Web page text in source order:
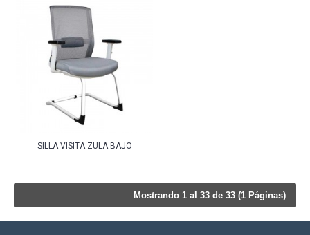
SILLA VISITA ZULA BAJO
Mostrando 1 al 33 de 33 (1 Páginas)